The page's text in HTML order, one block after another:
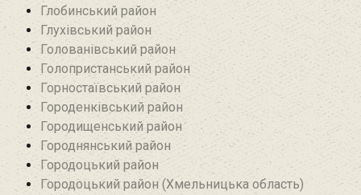
Глобинський район
Глухівський район‎
Голованівський район
Голопристанський район
Горностаївський район‎
Городенківський район
Городищенський район‎
Городнянський район
Городоцький район
Городоцький район (Хмельницька область)